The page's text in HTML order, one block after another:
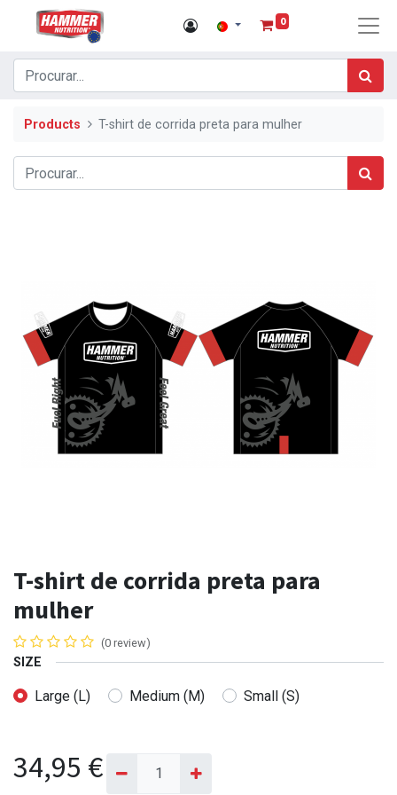
0
Products T-shirt de corrida preta para mulher
T-shirt de corrida preta para
mulher
(0 review)
SIZE
Large (L) Medium (M) Small (S)
34,95 €